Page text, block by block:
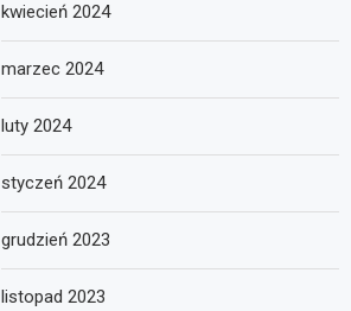
kwiecień 2024
marzec 2024
luty 2024
styczeń 2024
grudzień 2023
listopad 2023